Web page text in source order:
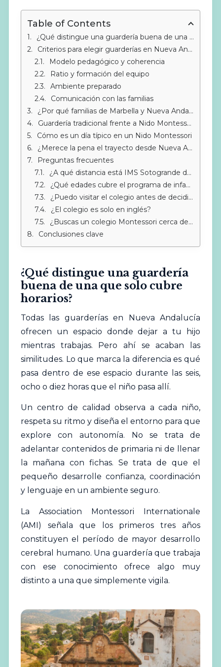
Table of Contents
¿Qué distingue una guardería buena de una que solo cubre horarios?
Criterios para elegir guarderías en Nueva Andalucía y alrededores
Modelo pedagógico y coherencia
Ratio y formación del equipo
Ambiente preparado
Comunicación con las familias
¿Por qué familias de Marbella y Nueva Andalucía buscan más allá de su zona?
Guardería tradicional frente a Nido Montessori: diferencias reales
Cómo es un día típico en un Nido Montessori
¿Merece la pena el trayecto desde Nueva Andalucía?
Preguntas frecuentes
¿A qué distancia está IMS Sotogrande de Nueva Andalucía?
¿Qué edades cubre el programa de infantil en IMS?
¿Puedo visitar el colegio antes de decidir?
¿El colegio es solo en inglés?
¿Buscas un colegio Montessori cerca de Sotogrande?
Conclusiones clave
¿Qué distingue una guardería
buena de una que solo cubre
horarios?
Todas las guarderíasen Nueva Andalucía
ofrecen un espacio donde dejar a tu hijo
mientras trabajas. Pero ahí se acaban las
similitudes. Lo que marca la diferencia es qué
pasa dentro de ese espacio durante las seis,
ocho o diez horas que el niño pasa allí.
Un centro de calidad observa a cada niño,
respeta su ritmo y diseña el entorno para que
explore con autonomía. No se trata de
adelantar contenidos de primaria ni de llenar
la mañana con fichas. Se trata de que el
pequeño desarrolle confianza, coordinación
y lenguaje en un ambiente seguro.
La Association Montessori Internationale
(AMI) señala que los primeros tres años
constituyen el período de mayor desarrollo
cerebral humano. Una guardería que trabaja
con ese conocimiento ofrece algo muy
distinto a una que simplemente vigila.